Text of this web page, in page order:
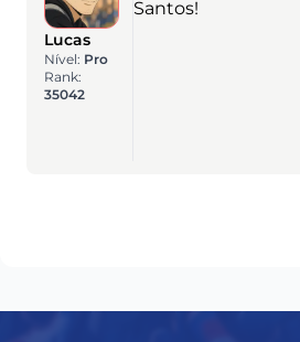
Lucas
Nível: Pro
Rank:
35042
Santos!